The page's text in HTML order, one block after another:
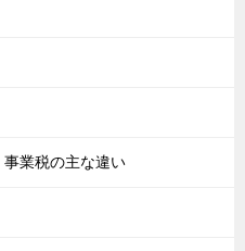
業税の主な違い